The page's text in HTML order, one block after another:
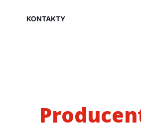
KONTAKTY